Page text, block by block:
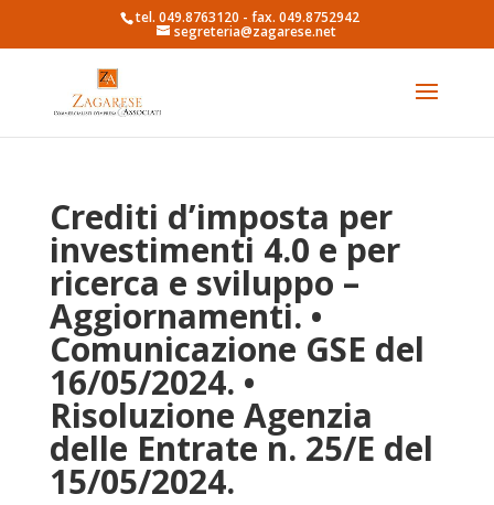
tel. 049.8763120 - fax. 049.8752942
segreteria@zagarese.net
Crediti d’imposta per
investimenti 4.0 e per
ricerca e sviluppo –
Aggiornamenti. •
Comunicazione GSE del
16/05/2024. •
Risoluzione Agenzia
delle Entrate n. 25/E del
15/05/2024.